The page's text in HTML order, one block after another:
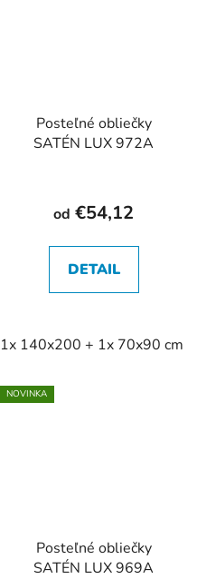
Posteľné obliečky
SATÉN LUX 972A
od €54,12
DETAIL
1x 140x200 + 1x 70x90 cm
NOVINKA
Posteľné obliečky
SATÉN LUX 969A